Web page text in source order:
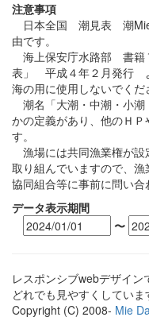
注意事項
日本全国 潮見表 潮
由です。
海上保安庁水路部 書籍
表」 平成４年２月発行
海の用に使用しないでくだ
潮名「大潮・中潮・小潮
かの定義があり、他のＨ
す。
漁場には共同漁業権が設
取り組んでいますので、
協同組合等に事前に問い合
データ表示期間
〜
レスポンシブwebデザイ
どれでも見やすくしていま
Copyright (C) 2008- Mie